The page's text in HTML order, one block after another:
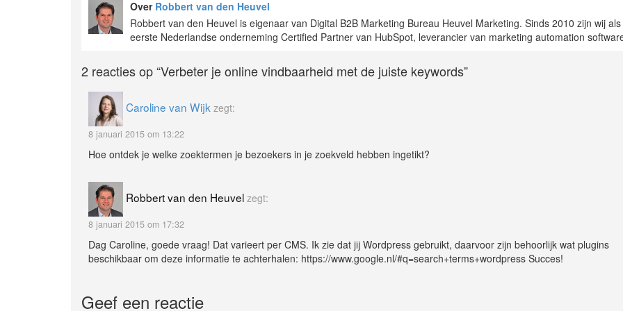
Over Robbert van den Heuvel
Robbert van den Heuvel is eigenaar van Digital B2B Marketing Bureau Heuvel Marketing. Sinds 2010 zijn wij als
eerste Nederlandse onderneming Certified Partner van HubSpot, leverancier van marketing automation
2 reacties op“Verbeter je online vindbaarheid met de juiste keywords”
Caroline van Wijk zegt:
8 januari 2015 om 13:22
Hoe ontdek je welke zoektermen je bezoekers in je zoekveld hebben ingetikt?
Robbert van den Heuvel zegt:
8 januari 2015 om 17:32
Dag Caroline, goede vraag! Dat varieert per CMS. Ik zie dat jij Wordpress gebruikt, daarvoor zijn behoorlijk wat plugins
beschikbaar om deze informatie te achterhalen: https://www.google.nl/#q=search+terms+wordpress Succes!
Geef een reactie